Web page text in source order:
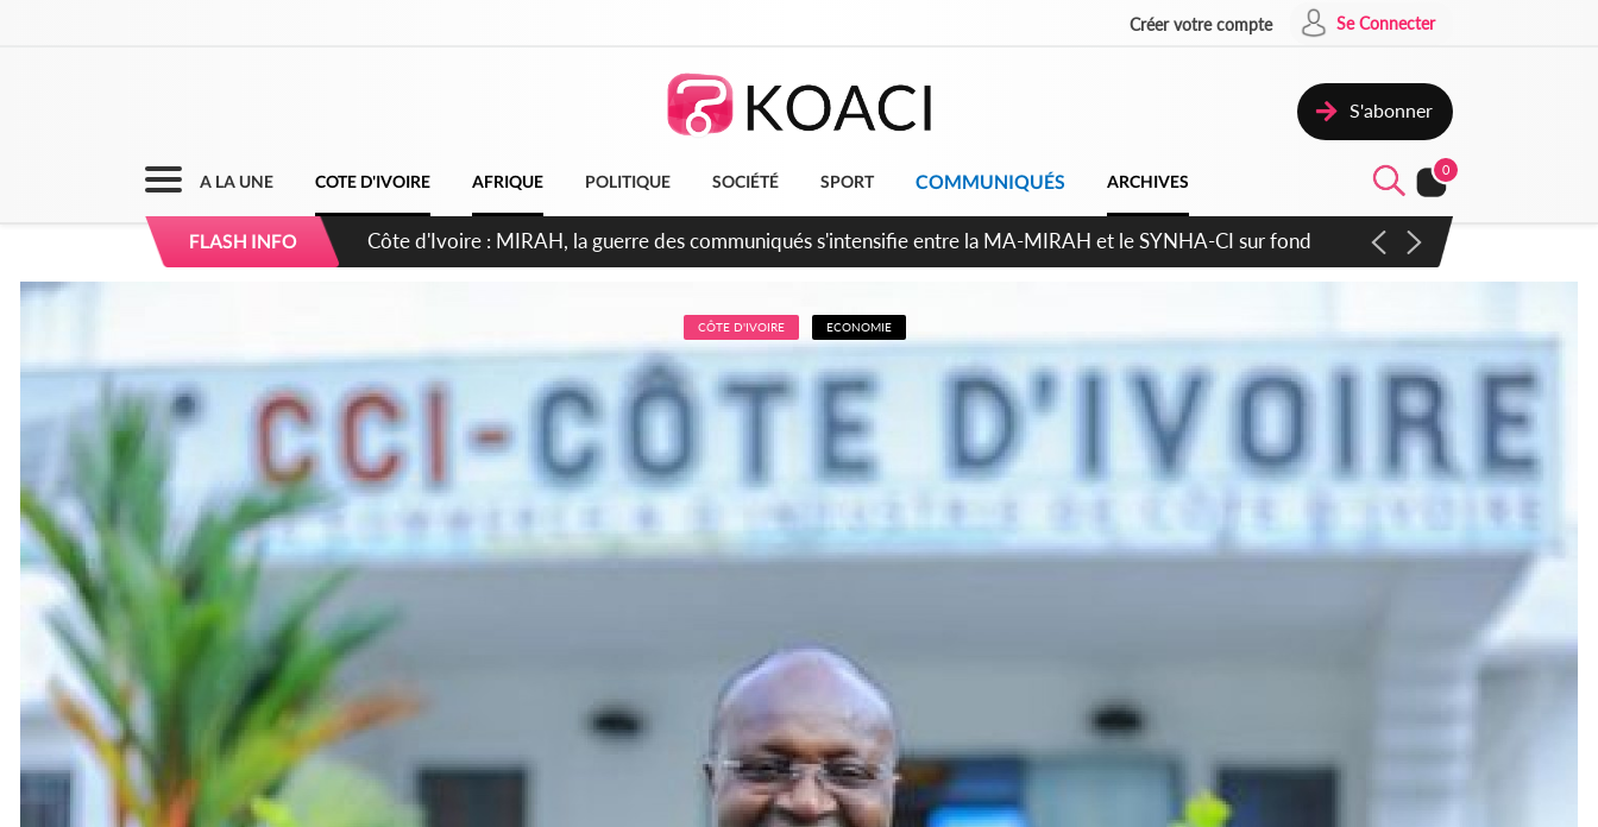
Créer votre compte Se Connecter
S'abonner
A LA UNE COTE D'IVOIRE AFRIQUE POLITIQUE SOCIÉTÉ SPORT COMMUNIQUÉS ARCHIVES
0
FLASH INFO Côte d'Ivoire : Indépendance 2026, Thiam plaide pour un environnement démocratique plus apaisé
CÔTE D'IVOIRE ECONOMIE